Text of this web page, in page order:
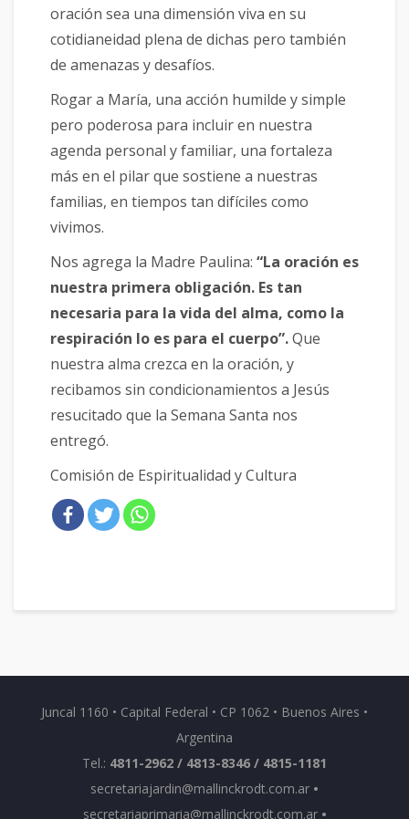
oración sea una dimensión viva en su
cotidianeidad plena de dichas pero también
de amenazas y desafíos.
Rogar a María, una acción humilde y simple
pero poderosa para incluir en nuestra
agenda personal y familiar, una fortaleza
más en el pilar que sostiene a nuestras
familias, en tiempos tan difíciles como
vivimos.
Nos agrega la Madre Paulina: “La oración es
nuestra primera obligación. Es tan
necesaria para la vida del alma, como la
respiración lo es para el cuerpo”.Que
nuestra alma crezca en la oración, y
recibamos sin condicionamientos a Jesús
resucitado que la Semana Santa nos
entregó.
Comisión de Espiritualidad y Cultura
Juncal 1160 • Capital Federal • CP 1062 • Buenos Aires •
Argentina
Tel.: 4811-2962 / 4813-8346 / 4815-1181
secretariajardin@mallinckrodt.com.ar •
secretariaprimaria@mallinckrodt.com.ar •